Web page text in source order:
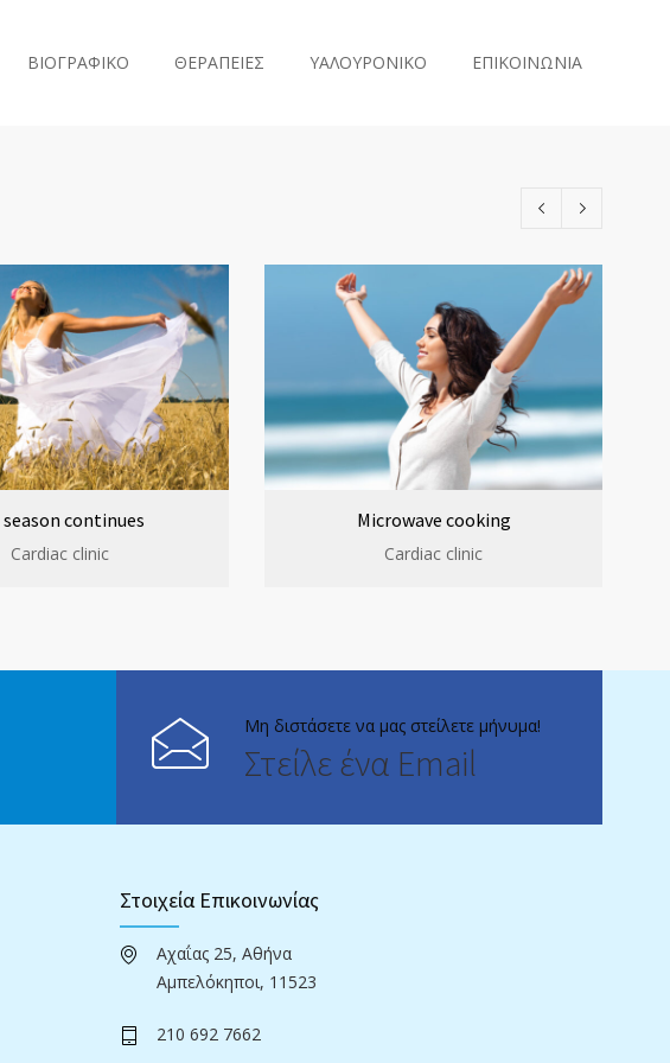
ΒΙΟΓΡΑΦΙΚΟ ΘΕΡΑΠΕΙΕΣ ΥΑΛΟΥΡΟΝΙΚΟ ΕΠΙΚΟΙΝΩΝΙΑ
season continues
Cardiac clinic
Microwave cooking
Cardiac clinic
Μη διστάσετε να μας στείλετε μήνυμα!
Στείλε ένα Email
Στοιχεία Επικοινωνίας
Αχαΐας 25, Αθήνα
Αμπελόκηποι, 11523
210 692 7662